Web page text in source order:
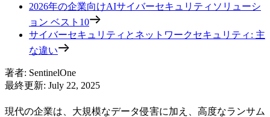
2026年の企業向けAIサイバーセキュリティソリューシ
ョン ベスト10
サイバーセキュリティとネットワークセキュリティ: 主
な違い
著者: SentinelOne
最終更新: July 22, 2025
現代の企業は、大規模なデータ侵害に加え、高度なランサム